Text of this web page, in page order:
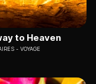
to Heaven
VOYAGE